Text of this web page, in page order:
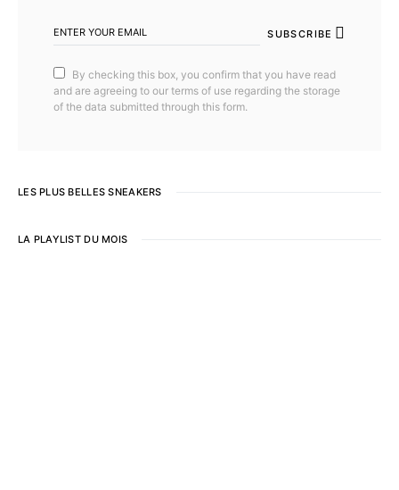
SUBSCRIBE
By checking this box, you confirm that you have read
and are agreeing to our terms of use regarding the storage
of the data submitted through this form.
LES PLUS BELLES SNEAKERS
LA PLAYLIST DU MOIS